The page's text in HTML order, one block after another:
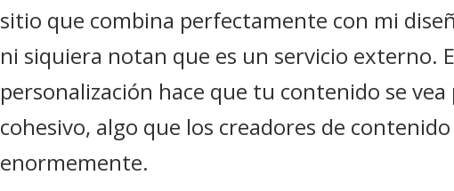
sitio que combina perfectamente con mi
ni siquiera notan que es un servicio externo.
personalización hace que tu contenido se
cohesivo, algo que los creadores de
enormemente.